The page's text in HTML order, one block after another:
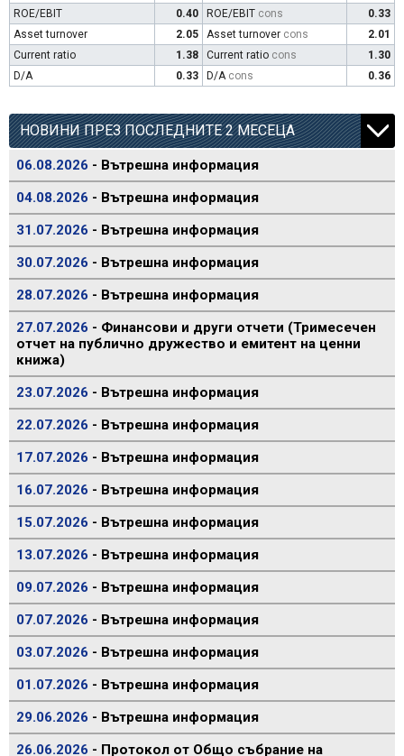
ROE/EBIT
0.40 ROE/EBIT cons
0.33
Asset turnover
2.05 Asset turnover cons
2.01
Current ratio
1.38 Current ratio cons
1.30
D/A
0.33 D/A cons 0.36
НОВИНИ ПРЕЗ ПОСЛЕДНИТЕ 2 МЕСЕЦА
06.08.2026 - Вътрешна информация
04.08.2026 - Вътрешна информация
31.07.2026 - Вътрешна информация
30.07.2026 - Вътрешна информация
28.07.2026 - Вътрешна информация
27.07.2026 - Финансови и други отчети (Тримесечен
отчет на публично дружество и емитент на ценни
книжа)
23.07.2026 - Вътрешна информация
22.07.2026 - Вътрешна информация
17.07.2026 - Вътрешна информация
16.07.2026 - Вътрешна информация
15.07.2026 - Вътрешна информация
13.07.2026 - Вътрешна информация
09.07.2026 - Вътрешна информация
07.07.2026 - Вътрешна информация
03.07.2026 - Вътрешна информация
01.07.2026 - Вътрешна информация
29.06.2026 - Вътрешна информация
26.06.2026 - Протокол от Общо събрание на